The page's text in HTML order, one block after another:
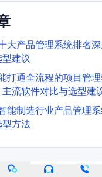
大产品管理系统排名
建议
打通全流程的项目管
流软件对比与选型建
能制造行业产品管理
方法